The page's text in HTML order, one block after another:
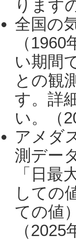
ります
全国の
（
い期間
との観
す。詳
い。（
アメダ
測デー
「日最
しての
ての値
（2025